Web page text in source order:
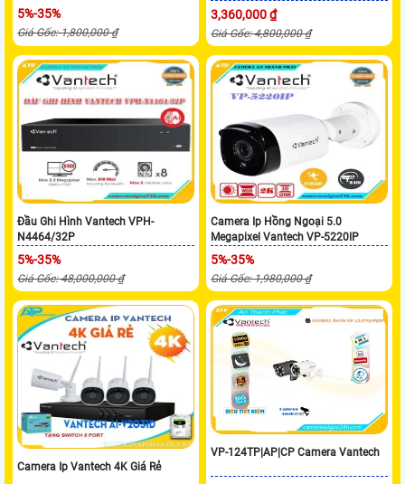
5%-35%
Giá Gốc: 1,800,000 ₫
3,360,000 ₫
Giá Gốc: 4,800,000 ₫
Đầu Ghi Hình Vantech VPH-
N4464/32P
5%-35%
Giá Gốc: 48,000,000 ₫
Camera Ip Hồng Ngoại 5.0
Megapixel Vantech VP-5220IP
5%-35%
Giá Gốc: 1,980,000 ₫
Camera Ip Vantech 4K Giá Rẻ
VP-124TP|AP|CP Camera Vantech